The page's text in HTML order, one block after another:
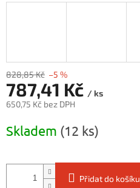
828,85 Kč –5 %
787,41 Kč / ks
650,75 Kč bez DPH
cena:
Skladem (12 ks)
Přidat do košíku